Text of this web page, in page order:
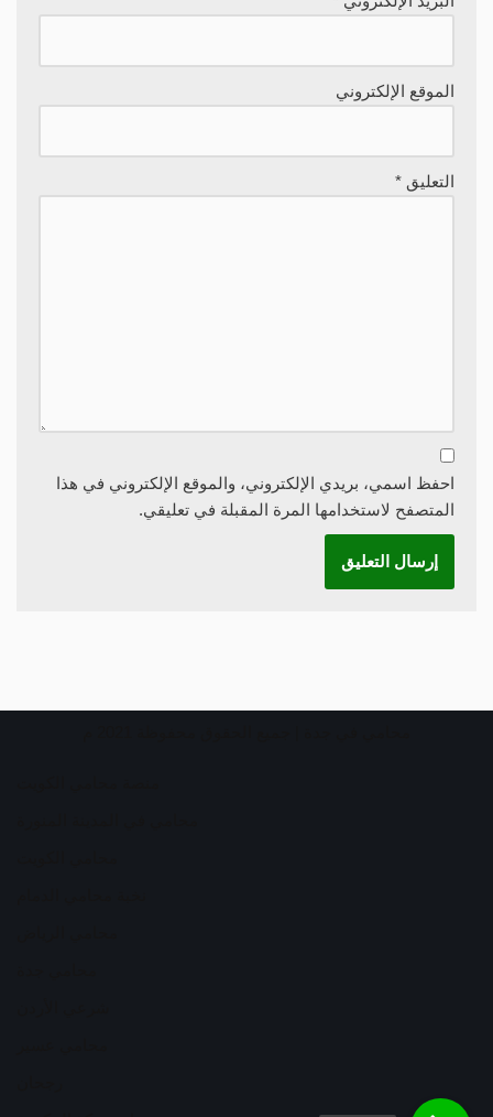
الموقع الإلكتروني
التعليق *
احفظ اسمي، بريدي الإلكتروني، والموقع الإلكتروني في هذا
المتصفح لاستخدامها المرة المقبلة في تعليقي.